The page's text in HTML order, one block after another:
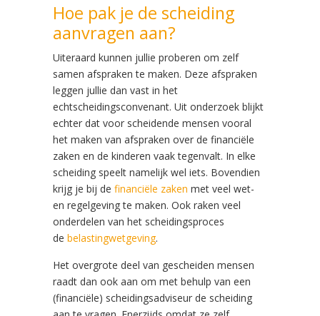
Hoe pak je de scheiding
aanvragen aan?
Uiteraard kunnen jullie proberen om zelf
samen afspraken te maken. Deze afspraken
leggen jullie dan vast in het
echtscheidingsconvenant. Uit onderzoek blijkt
echter dat voor scheidende mensen vooral
het maken van afspraken over de financiële
zaken en de kinderen vaak tegenvalt. In elke
scheiding speelt namelijk wel iets. Bovendien
krijg je bij de financiële zaken met veel wet-
en regelgeving te maken. Ook raken veel
onderdelen van het scheidingsproces
de belastingwetgeving.
Het overgrote deel van gescheiden mensen
raadt dan ook aan om met behulp van een
(financiële) scheidingsadviseur de scheiding